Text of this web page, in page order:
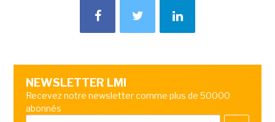
NEWSLETTER LMI
Recevez notre newsletter comme plus de 50000
abonnés